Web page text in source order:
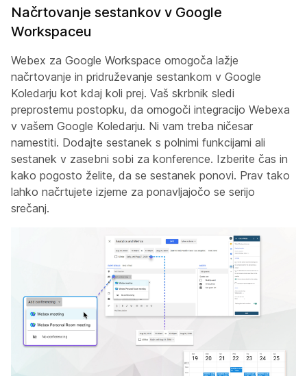
Načrtovanje sestankov v Google
Workspaceu
Webex za Google Workspace omogoča lažje
načrtovanje in pridruževanje sestankom v Google
Koledarju kot kdaj koli prej. Vaš skrbnik sledi
preprostemu postopku, da omogoči integracijo Webexa
v vašem Google Koledarju. Ni vam treba ničesar
namestiti. Dodajte sestanek s polnimi funkcijami ali
sestanek v zasebni sobi za konference. Izberite čas in
kako pogosto želite, da se sestanek ponovi. Prav tako
lahko načrtujete izjeme za ponavljajočo se serijo
srečanj.